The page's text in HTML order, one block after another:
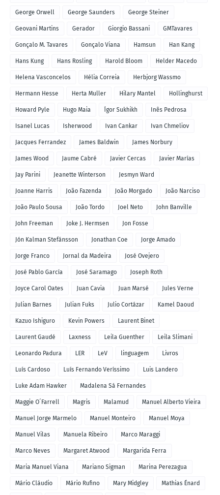
George Orwell George Saunders George Steiner
Geovani Martins Gerador Giorgio Bassani GMTavares
Gonçalo M. Tavares Gonçalo Viana Hamsun Han Kang
Hans Kung Hans Rosling Harold Bloom Helder Macedo
Helena Vasconcelos Hélia Correia Herbjorg Wassmo
Hermann Hesse Herta Muller Hilary Mantel Hollinghurst
Howard Pyle Hugo Maia Ígor Sukhikh Inês Pedrosa
Isanel Lucas Isherwood Ivan Cankar Ivan Chmeliov
Jacques Ferrandez James Baldwin James Norbury
James Wood Jaume Cabré Javier Cercas Javier Marías
Jay Parini Jeanette Winterson Jesmyn Ward
Joanne Harris João Fazenda João Morgado João Narciso
João Paulo Sousa João Tordo Joel Neto John Banville
John Freeman Joke J. Hermsen Jon Fosse
Jón Kalman Stefánsson Jonathan Coe Jorge Amado
Jorge Franco Jornal da Madeira José Ovejero
José Pablo García José Saramago Joseph Roth
Joyce Carol Oates Juan Cavia Juan Marsé Jules Verne
Julian Barnes Julian Fuks Julio Cortázar Kamel Daoud
Kazuo Ishiguro Kevin Powers Laurent Binet
Laurent Gaudé Laxness Leila Guenther Leila Slimani
Leonardo Padura LER LeV linguagem Livros
Luís Cardoso Luís Fernando Veríssimo Luis Landero
Luke Adam Hawker Madalena Sá Fernandes
Maggie O´Farrell Magris Malamud Manuel Alberto Vieira
Manuel Jorge Marmelo Manuel Monteiro Manuel Moya
Manuel Vilas Manuela Ribeiro Marco Maraggi
Marco Neves Margaret Atwood Margarida Ferra
Maria Manuel Viana Mariano Sigman Marina Perezagua
Mário Cláudio Mário Rufino Mary Midgley Mathias Énard